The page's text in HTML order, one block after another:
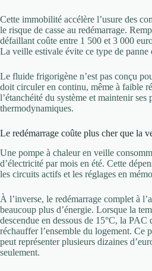
Cette immobilité accélère l’usure des
le risque de casse au redémarrage.
défaillant coûte entre 1 500 et 3 000
La veille estivale évite ce type de panne
Le fluide frigorigène n’est pas conçu
doit circuler en continu, même à faible
l’étanchéité du système et maintenir ses
thermodynamiques.
Le redémarrage coûte plus cher que la
Une pompe à chaleur en veille
d’électricité par mois en été. Cette
les circuits actifs et les réglages en
À l’inverse, le redémarrage complet à
beaucoup plus d’énergie. Lorsque la
descendue en dessous de 15°C, la
réchauffer l’ensemble du logement. Ce
peut représenter plusieurs dizaines
seulement.